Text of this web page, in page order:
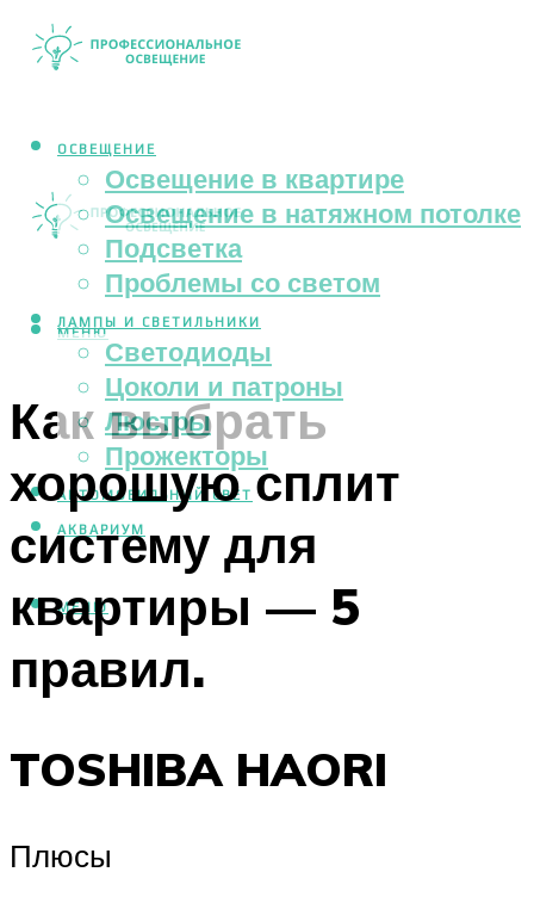
ОСВЕЩЕНИЕ
Освещение в квартире
Освещение в натяжном потолке
Подсветка
Проблемы со светом
ЛАМПЫ И СВЕТИЛЬНИКИ
Светодиоды
Цоколи и патроны
Люстры
Прожекторы
АВТОМОБИЛЬНЫЙ СВЕТ
АКВАРИУМ
МЕНЮ
МЕНЮ
Как выбрать
хорошую сплит
систему для
квартиры — 5
правил.
TOSHIBA HAORI
Плюсы